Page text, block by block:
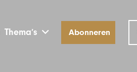
Thema’s Abonneren